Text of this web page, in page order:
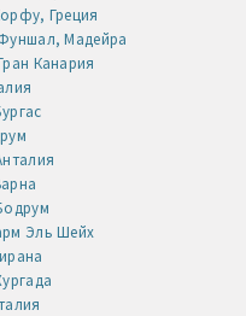
Греция
Мадейра
Канария
Эль Шейх